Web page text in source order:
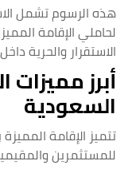
هذه الرسوم تشمل
لحاملي الإقامة
الاستقرار والحرية
أبرز مميزات
السعودية
تتميز الإقامة
للمستثمرين